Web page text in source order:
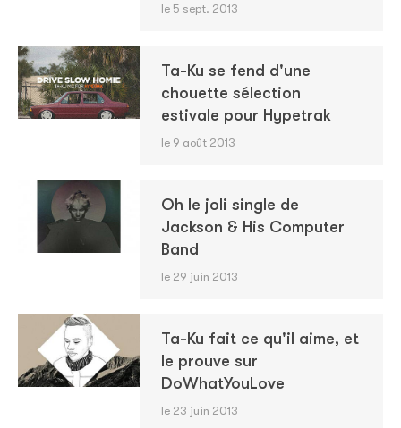
le 5 sept. 2013
Ta-Ku se fend d'une
chouette sélection
estivale pour Hypetrak
le 9 août 2013
Oh le joli single de
Jackson & His Computer
Band
le 29 juin 2013
Ta-Ku fait ce qu'il aime, et
le prouve sur
DoWhatYouLove
le 23 juin 2013